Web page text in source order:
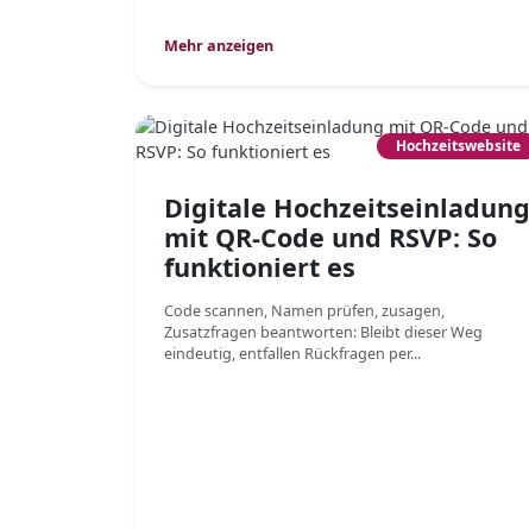
Mehr anzeigen
Hochzeitswebsite
Digitale Hochzeitseinladung
mit QR-Code und RSVP: So
funktioniert es
Code scannen, Namen prüfen, zusagen,
Zusatzfragen beantworten: Bleibt dieser Weg
eindeutig, entfallen Rückfragen per...